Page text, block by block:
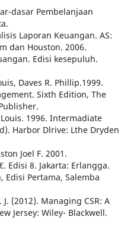
dasar Pembelanjaan
Laporan Keuangan. AS:
dan Houston. 2006.
Edisi kesepuluh.
Daves R. Phillip.1999.
Sixth Edition, The
1996. Intermadiate
Harbor Dlrive: Lthe Dryden
Joel F. 2001.
Edisi 8. Jakarta: Erlangga.
Edisi Pertama, Salemba
(2012). Managing CSR: A
Jersey: Wiley- Blackwell.